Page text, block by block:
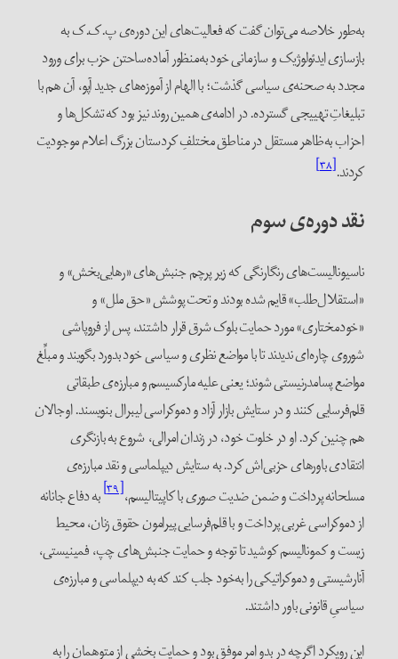
به‌طور خلاصه می‌توان گفت که فعالیت‌های این دوره‌ی پ.ک.ک به
بازسازی ایدئولوژیک و سازمانی خود به‌منظور آماده‌ساحتن حزب برای ورود
مجدد به صحنه‌ی سیاسی گذشت؛ با الهام از آموزه‌های جدید آپو، آن هم با
تبلیغاتِ تهییجی گسترده. در ادامه‌ی همین روند نیز بود که تشکل‌ها و
احزاب به‌ظاهر مستقل در مناطق مختلفِ کردستان بزرگ اعلام موجودیت
کردند.[۳۸]
نقد دوره‌ی سوم
ناسیونالیست‌های رنگارنگی که زیر پرچم جنبش‌های «رهایی‌بخش» و
«استقلال‌طلب» قایم شده‌ بودند و تحت پوشش «حق ملل» و
«خودمختاری» مورد حمایت بلوک شرق قرار داشتند، پس از فروپاشی
شوروی چاره‌ای ندیدند تا با مواضع نظری و سیاسی خود بدورد بگویند و مبلِّغ
مواضع پسا‌‌مدرنیستی شوند؛ یعنی علیه مارکسیسم و مبارزه‌ی طبقاتی
قلم‌فرسایی کنند و در ستایش بازار آزاد و دموکراسی لیبرال بنویسند. اوجالان
هم چنین کرد. او در خلوت خود، در زندان امرالی، شروع به بازنگری
انتقادی باورهای حزبی‌اش کرد. به ستایش دیپلماسی و نقد مبارزه‌ی
مسلحانه پرداخت و ضمن ضدیت صوری با کاپیتالیسم،[۳۹]
به دفاع جانانه
از دموکراسی غربی پرداخت و با قلم‌فرسایی پیرامون حقوق زنان، محیط
زیست‌ و کمونالیسم کوشید تا توجه و حمایت جنبش‌های چپ، فمینیستی،
آنارشیستی و دموکراتیکی را به‌خود جلب کند که به دیپلماسی و مبارزه‌ی
سیاسیِ قانونی باور داشتند.
این رویکرد اگرچه در بدو امر موفق بود و حمایت بخشی از متوهمان را به